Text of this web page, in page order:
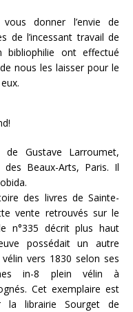
donner l’envie de
de l’incessant travail de
bibliophilie ont effectué
nous les laisser pour le
Gustave Larroumet,
des Beaux-Arts, Paris. Il
des livres de Sainte-
vente retrouvés sur le
n°335 décrit plus haut
possédait un autre
vers 1830 selon ses
in-8 plein vélin à
Cet exemplaire est
la librairie Sourget de